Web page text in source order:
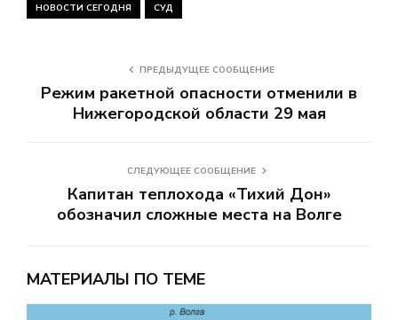
НОВОСТИ СЕГОДНЯ СУД
ПРЕДЫДУЩЕЕ СООБЩЕНИЕ
Режим ракетной опасности отменили в
Нижегородской области 29 мая
СЛЕДУЮЩЕЕ СООБЩЕНИЕ
Капитан теплохода «Тихий Дон»
обозначил сложные места на Волге
МАТЕРИАЛЫ ПО ТЕМЕ